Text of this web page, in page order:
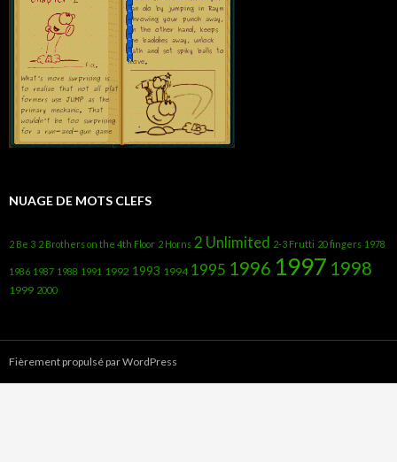
NUAGE DE MOTS CLEFS
2 Be 3 2 Brothers on the 4th Floor 2 Horns 2 Unlimited 2-3 Frutti 20 fingers 1978
1986 1987 1988 1991 1992 1993 1994 1995 1996 1997 1998
1999 2000
Fièrement propulsé par WordPress